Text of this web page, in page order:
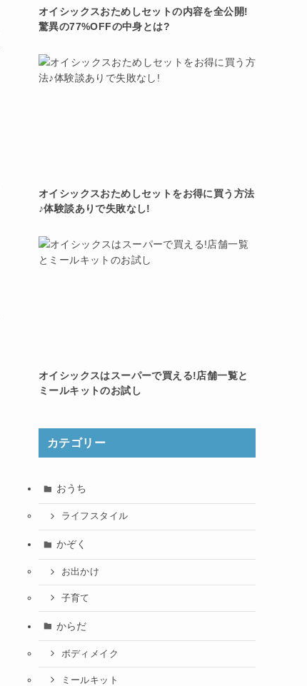
オイシックスおためしセットの内容を全公開!
驚異の77%OFFの中身とは?
オイシックスおためしセットをお得に買う方法
♪体験談ありで失敗なし!
オイシックスはスーパーで買える!店舗一覧と
ミールキットのお試し
カテゴリー
おうち
ライフスタイル
かぞく
お出かけ
子育て
からだ
ボディメイク
ミールキット